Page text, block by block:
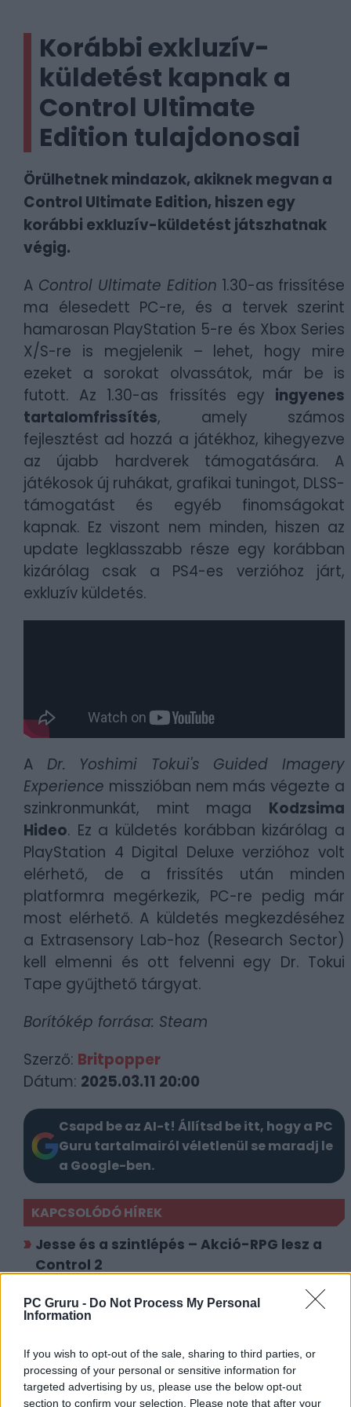
PC Gruru - Do Not Process My Personal
Information
If you wish to opt-out of the sale, sharing to third parties, or
processing of your personal or sensitive information for
targeted advertising by us, please use the below opt-out
section to confirm your selection. Please note that after your
Korábbi exkluzív-
küldetést kapnak a
Control Ultimate
Edition tulajdonosai
Örülhetnek mindazok, akiknek megvan a
Control Ultimate Edition, hiszen egy
korábbi exkluzív-küldetést játszhatnak
végig.
A Control Ultimate Edition 1.30-as frissítése
ma élesedett PC-re, és a tervek szerint
hamarosan PlayStation 5-re és Xbox Series
X/S-re is megjelenik – lehet, hogy mire
ezeket a sorokat olvassátok, már be is
futott. Az 1.30-as frissítés egy ingyenes
tartalomfrissítés, amely számos
fejlesztést ad hozzá a játékhoz, kihegyezve
az újabb hardverek támogatására. A
játékosok új ruhákat, grafikai tuningot, DLSS-
támogatást és egyéb finomságokat
kapnak. Ez viszont nem minden, hiszen az
update legklasszabb része egy korábban
kizárólag csak a PS4-es verzióhoz járt,
exkluzív küldetés.
A Dr. Yoshimi Tokui's Guided Imagery
Experience misszióban nem más végezte a
szinkronmunkát, mint maga Kodzsima
Hideo. Ez a küldetés korábban kizárólag a
PlayStation 4 Digital Deluxe verzióhoz volt
elérhető, de a frissítés után minden
platformra megérkezik, PC-re pedig már
most elérhető. A küldetés megkezdéséhez
a Extrasensory Lab-hoz (Research Sector)
kell elmenni és ott felvenni egy Dr. Tokui
Tape gyűjthető tárgyat.
Borítókép forrása: Steam
Szerző: Britpopper
Dátum: 2025.03.11 20:00
Csapd be az AI-t! Állítsd be itt, hogy a PC
Guru tartalmairól véletlenül se maradj le
a Google-ben.
KAPCSOLÓDÓ HÍREK
Jesse és a szintlépés – Akció-RPG lesz a
Control 2
Ekkor jöhet a Max Payne 1&2 Remake és a
Control 2!
LEGFRISSEBB VIDEÓNK